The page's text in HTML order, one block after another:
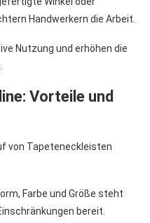
Handwerkern die Arbeit.
Nutzung und erhöhen die
Vorteile und
von Tapeteneckleisten
Farbe und Größe steht
bereit.